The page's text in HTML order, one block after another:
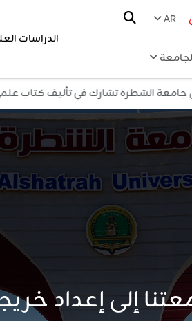
AR
الدراسات
الشطرة تشارك في تأليف كتاب علمي حول
وأقسام في